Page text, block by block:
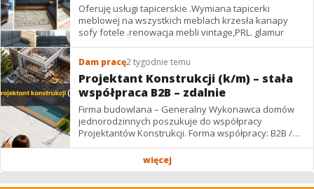
Oferuję usługi tapicerskie .Wymiana tapicerki
meblowej na wszystkich meblach krzesła kanapy
sofy fotele .renowacja mebli vintage,PRL. glamur
Dam pracę2 tygodnie temu
Projektant Konstrukcji (k/m) – stała
współpraca B2B – zdalnie
Firma budowlana – Generalny Wykonawca domów
jednorodzinnych poszukuje do współpracy
Projektantów Konstrukcji. Forma współpracy: B2B /
podwykonawstwo – zdalnie. Wynagrodzenie: ✔
więcej